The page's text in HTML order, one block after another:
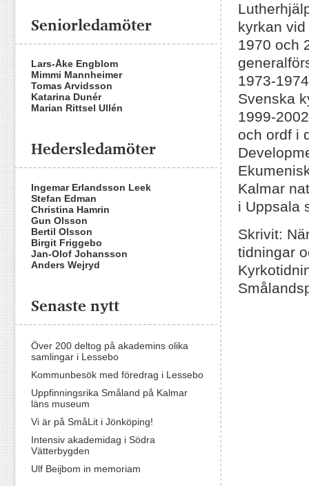
kyrkan
1970 och
1973-
Svenska
1999-
och ordf i
Kalmar
i Uppsala
Skrivit:
tidningar
Seniorledamöter
Lars-Åke Engblom
Mimmi Mannheimer
Tomas Arvidsson
Katarina Dunér
Marian Rittsel Ullén
Hedersledamöter
Ingemar Erlandsson Leek
Stefan Edman
Christina Hamrin
Gun Olsson
Bertil Olsson
Birgit Friggebo
Jan-Olof Johansson
Anders Wejryd
Senaste nytt
Över 200 deltog på akademins olika
samlingar i Lessebo
Kommunbesök med föredrag i Lessebo
Uppfinningsrika Småland på Kalmar
läns museum
Vi är på SmåLit i Jönköping!
Intensiv akademidag i Södra
Vätterbygden
Ulf Beijbom in memoriam